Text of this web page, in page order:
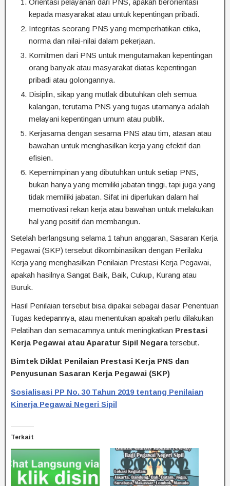
kepada masyarakat atau untuk kepentingan pribadi.
Integritas seorang PNS yang memperhatikan etika,
norma dan nilai-nilai dalam pekerjaan.
Komitmen dari PNS untuk mengutamakan kepentingan
orang banyak atau masyarakat diatas kepentingan
pribadi atau golongannya.
Disiplin, sikap yang mutlak dibutuhkan oleh semua
kalangan, terutama PNS yang tugas utamanya adalah
melayani kepentingan umum atau publik.
Kerjasama dengan sesama PNS atau tim, atasan atau
bawahan untuk menghasilkan kerja yang efektif dan
efisien.
Kepemimpinan yang dibutuhkan untuk setiap PNS,
bukan hanya yang memiliki jabatan tinggi, tapi juga yang
tidak memiliki jabatan. Sifat ini diperlukan dalam hal
memotivasi rekan kerja atau bawahan untuk melakukan
hal yang positif dan membangun.
Setelah berlangsung selama 1 tahun anggaran, Sasaran Kerja
Pegawai (SKP) tersebut dikombinasikan dengan Perilaku
Kerja yang menghasilkan Penilaian Prestasi Kerja Pegawai,
apakah hasilnya Sangat Baik, Baik, Cukup, Kurang atau
Buruk.
Hasil Penilaian tersebut bisa dipakai sebagai dasar Penentuan
Tugas kedepannya, atau menentukan apakah perlu dilakukan
Pelatihan dan semacamnya untuk meningkatkan Prestasi
Kerja Pegawai atau Aparatur Sipil Negaratersebut.
Bimtek Diklat Penilaian Prestasi Kerja PNS dan
Penyusunan Sasaran Kerja Pegawai (SKP)
Sosialisasi PP No. 30 Tahun 2019 tentang Penilaian
Kinerja Pegawai Negeri Sipil
Terkait